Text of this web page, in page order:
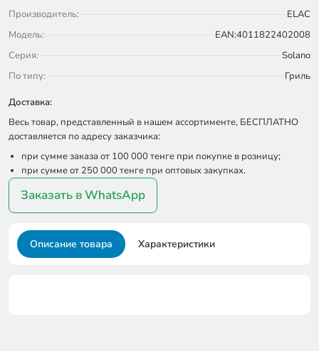
Производитель:
ELAC
Модель:
EAN:4011822402008
Серия:
Solano
По типу:
Гриль
Доставка:
Весь товар, представленный в нашем ассортименте, БЕСПЛАТНО
доставляется по адресу заказчика:
при сумме заказа от 100 000 тенге при покупке в розницу;
при сумме от 250 000 тенге при оптовых закупках.
Заказать в WhatsApp
Описание товара Характеристики